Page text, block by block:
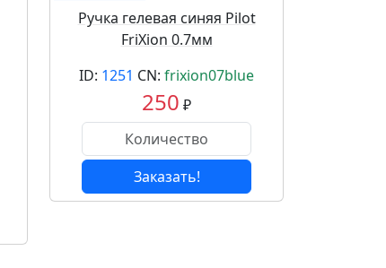
Ручка гелевая синяя Pilot
FriXion 0.7мм
ID: 1251 CN: frixion07blue
250 ₽
Заказать!